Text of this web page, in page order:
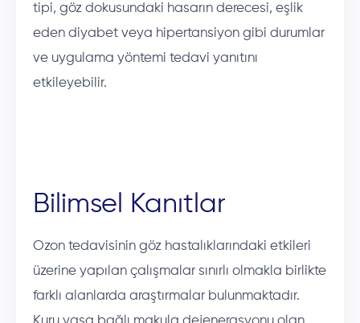
tipi, göz dokusundaki hasarın derecesi, eşlik
eden diyabet veya hipertansiyon gibi durumlar
ve uygulama yöntemi tedavi yanıtını
etkileyebilir.
Bilimsel Kanıtlar
Ozon tedavisinin göz hastalıklarındaki etkileri
üzerine yapılan çalışmalar sınırlı olmakla birlikte
farklı alanlarda araştırmalar bulunmaktadır.